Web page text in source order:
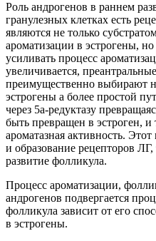
Роль андрогенов в раннем
гранулезных клетках есть
являются не только
ароматизации в эстрогены,
усиливать процесс
увеличивается,
преимущественно выбирают
эстрогены а более простой
через 5а-редуктазу
быть превращен в эстроген,
ароматазная активность.
и образование рецепторов
развитие фолликула.
Процесс ароматизации,
андрогенов подвергается
фолликула зависит от его
в эстрогены.